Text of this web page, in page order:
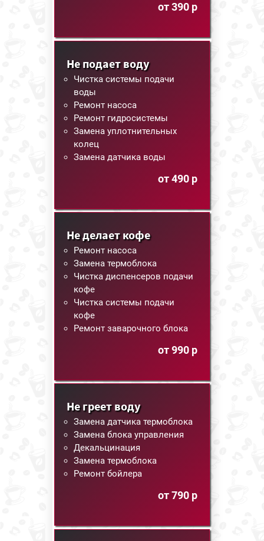
от 390 р
Не подает воду
Чистка системы подачи
воды
Ремонт насоса
Ремонт гидросистемы
Замена уплотнительных
колец
Замена датчика воды
от 490 р
Не делает кофе
Ремонт насоса
Замена термоблока
Чистка диспенсеров подачи
кофе
Чистка системы подачи
кофе
Ремонт заварочного блока
от 990 р
Не греет воду
Замена датчика термоблока
Замена блока управления
Декальцинация
Замена термоблока
Ремонт бойлера
от 790 р